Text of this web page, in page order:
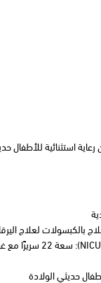
استثنائية للأطفال
بالكبسولات لعلاج
حديثي الولادة